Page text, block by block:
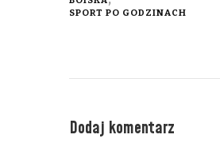
SPORT PO GODZINACH
Dodaj komentarz